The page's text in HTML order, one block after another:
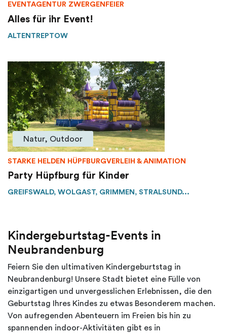
EVENTAGENTUR ZWERGENFEIER
Alles für ihr Event!
ALTENTREPTOW
Natur, Outdoor
STARKE HELDEN HÜPFBURGVERLEIH & ANIMATION
Party Hüpfburg für Kinder
GREIFSWALD, WOLGAST, GRIMMEN, STRALSUND...
Kindergeburtstag-Events in
Neubrandenburg
Feiern Sie den ultimativen Kindergeburtstag in
Neubrandenburg! Unsere Stadt bietet eine Fülle von
einzigartigen und unvergesslichen Erlebnissen, die den
Geburtstag Ihres Kindes zu etwas Besonderem machen.
Von aufregenden Abenteuern im Freien bis hin zu
spannenden indoor-Aktivitäten gibt es in